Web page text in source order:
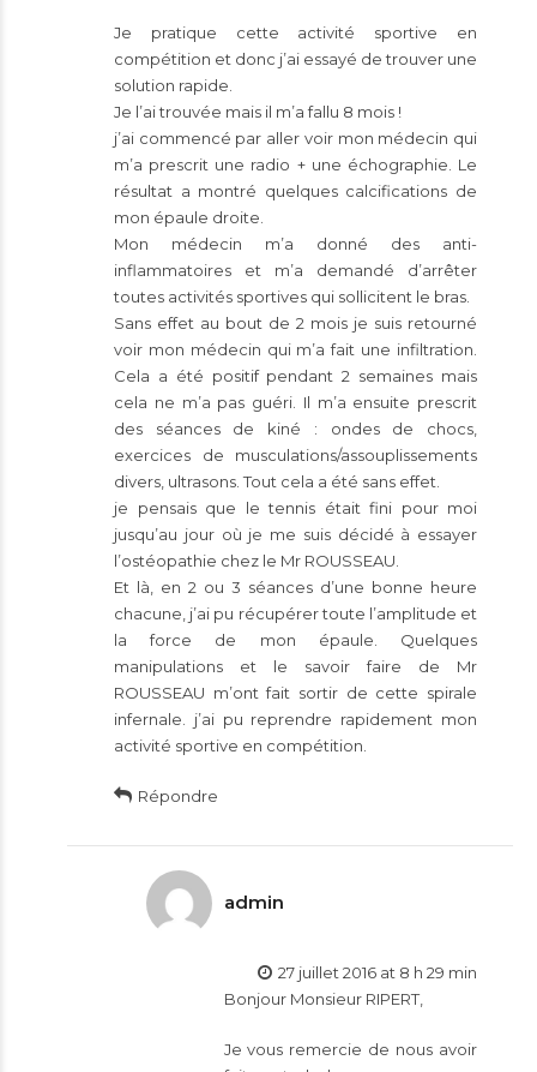
Je pratique cette activité sportive en
compétition et donc j’ai essayé de trouver une
solution rapide.
Je l’ai trouvée mais il m’a fallu 8 mois !
j’ai commencé par aller voir mon médecin qui
m’a prescrit une radio + une échographie. Le
résultat a montré quelques calcifications de
mon épaule droite.
Mon médecin m’a donné des anti-
inflammatoires et m’a demandé d’arrêter
toutes activités sportives qui sollicitent le bras.
Sans effet au bout de 2 mois je suis retourné
voir mon médecin qui m’a fait une infiltration.
Cela a été positif pendant 2 semaines mais
cela ne m’a pas guéri. Il m’a ensuite prescrit
des séances de kiné : ondes de chocs,
exercices de musculations/assouplissements
divers, ultrasons. Tout cela a été sans effet.
je pensais que le tennis était fini pour moi
jusqu’au jour où je me suis décidé à essayer
l’ostéopathie chez le Mr ROUSSEAU.
Et là, en 2 ou 3 séances d’une bonne heure
chacune, j’ai pu récupérer toute l’amplitude et
la force de mon épaule. Quelques
manipulations et le savoir faire de Mr
ROUSSEAU m’ont fait sortir de cette spirale
infernale. j’ai pu reprendre rapidement mon
activité sportive en compétition.
Répondre
admin
27 juillet 2016 at 8 h 29 min
Bonjour Monsieur RIPERT,
Je vous remercie de nous avoir